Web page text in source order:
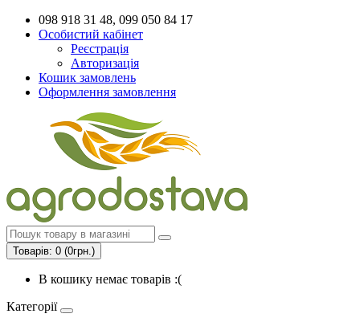
098 918 31 48, 099 050 84 17
Особистий кабінет
Реєстрація
Авторизація
Кошик замовлень
Оформлення замовлення
Товарів: 0 (0грн.)
В кошику немає товарів :(
Категорії